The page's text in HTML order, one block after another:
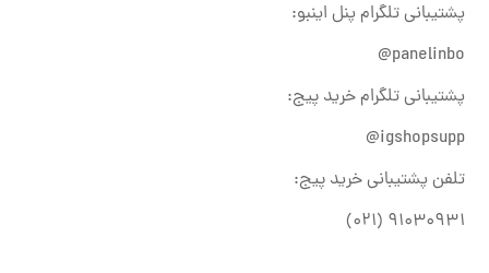
پشتیبانی تلگرام پنل اینبو:
panelinbo@
پشتیبانی تلگرام خرید پیج:
igshopsupp@
تلفن پشتیبانی خرید پیج:
۹۱۰۳۰۹۳۱ (۰۲۱)